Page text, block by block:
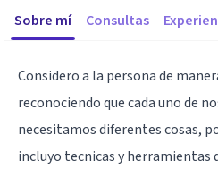
Sobre mí Consultas
Considero a la persona de
reconociendo que cada uno de
necesitamos diferentes cosas,
incluyo tecnicas y herramientas